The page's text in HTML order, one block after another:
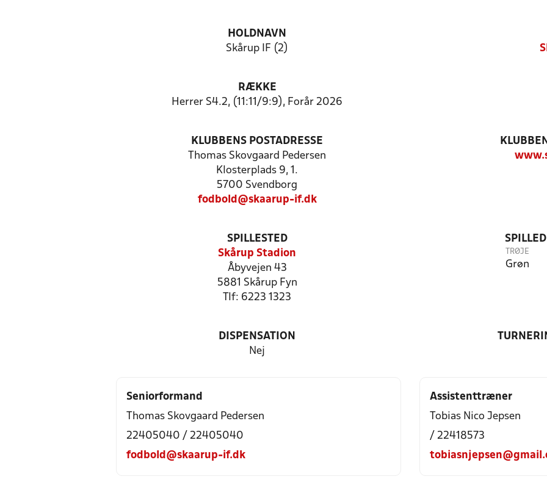
HOLDNAVN
Skårup IF (2)
RÆKKE
Herrer S4.2, (11:11/9:9), Forår 2026
KLUBBENS POSTADRESSE
Thomas Skovgaard Pedersen
Klosterplads 9, 1.
5700 Svendborg
fodbold@skaarup-if.dk
SPILLESTED
Skårup Stadion
Åbyvejen 43
5881 Skårup Fyn
Tlf: 6223 1323
TRØJE
Grøn
DISPENSATION
Nej
Seniorformand
Thomas Skovgaard Pedersen
22405040 / 22405040
fodbold@skaarup-if.dk
Assistenttræner
Tobias Nico Jepsen
/ 22418573